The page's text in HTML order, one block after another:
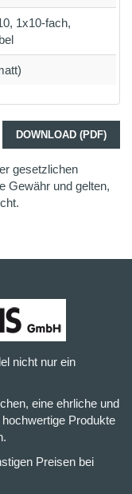
1x10-fach,
DOWNLOAD (PDF)
gesetzlichen
Gewähr und gelten,
nicht nur ein
eine ehrliche und
Produkte
Preisen bei